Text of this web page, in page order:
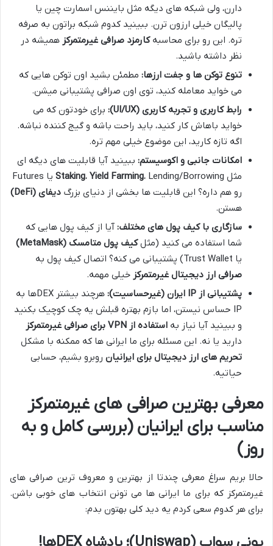
دارن، ولی شبکه های دیگه مثل بایننس اسمارت چین یا
پالیگان خیلی ارزون ترن. ببینید کدوم شبکه براتون به صرفه
تره. این رو برای محاسبهکارمزد صرافی غیرمتمرکز همیشه در
نظر داشته باشید.
تنوع توکن ها و جفت ارزها: مطمئن بشید اون توکن هایی که
می خواید معامله کنید، توی اون صرافی پشتیبانی میشن.
رابط کاربری و تجربه کاربری (UI/UX):
برای خودتون که می
خواید باهاش کار کنید، باید راحت باشه و گیج کننده نباشه.
اگه تازه کارید، این موضوع خیلی مهم تره.
امکانات جانبی و اکوسیستم: ببینید آیا قابلیت های دیگه ای
مثل
Staking، Yield Farming
، Lending/Borrowing یا Futures
رو هم داره؟ این قابلیت ها بخشی از دنیای بزرگ دیفای (DeFi)
هستن.
سازگاری با کیف پول های مختلف: آیا از کیف پول هایی که
شما استفاده می کنید (مثلکیف پول متامسک (MetaMask)
یا Trust Wallet) پشتیبانی می کنه؟ اتصال کیف پول به
صرافی ارز دیجیتال غیرمتمرکز خیلی مهمه.
پشتیبانی از IP ایران (غیرحساسیت):
هرچند بیشتر DEXها به
IP حساس نیستن، اما بازم بهتره قبلش یه چک کوچیک بکنید
و ببینید آیا نیاز به استفاده از VPN برای صرافی غیرمتمرکز
دارید یا نه. این مسئله برای ما ایرانی ها که ممکنه با مشکل
تحریم های ارز دیجیتال برای ایرانیان روبرو بشیم، حسابی
حیاتیه.
معرفی بهترین صرافی های غیرمتمرکز
مناسب برای ایرانیان (بررسی کامل و به
روز)
حالا بریم سراغ معرفی چندتا از بهترین و معروف ترین صرافی های
غیرمتمرکز که برای ما ایرانی ها می تونن انتخاب های خوبی باشن.
برای هر کدوم سعی کردم یه دید کلی بهتون بدم:
یونی سواپ (Uniswap)؛ پادشاه DEXها!